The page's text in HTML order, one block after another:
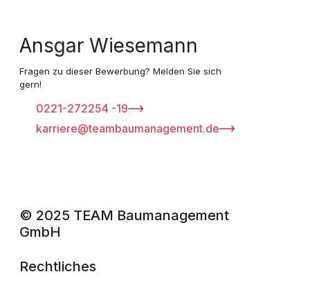
Ansgar Wiesemann
Fragen zu dieser Bewerbung? Melden Sie sich
gern!
0221-272254 -19
karriere@teambaumanagement.de
© 2025 TEAM Baumanagement
GmbH
Rechtliches